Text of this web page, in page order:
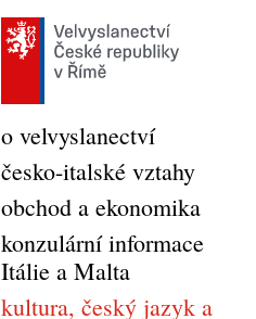
o velvyslanectví
česko-italské vztahy
obchod a ekonomika
konzulární informace
Itálie a Malta
kultura, český jazyk a